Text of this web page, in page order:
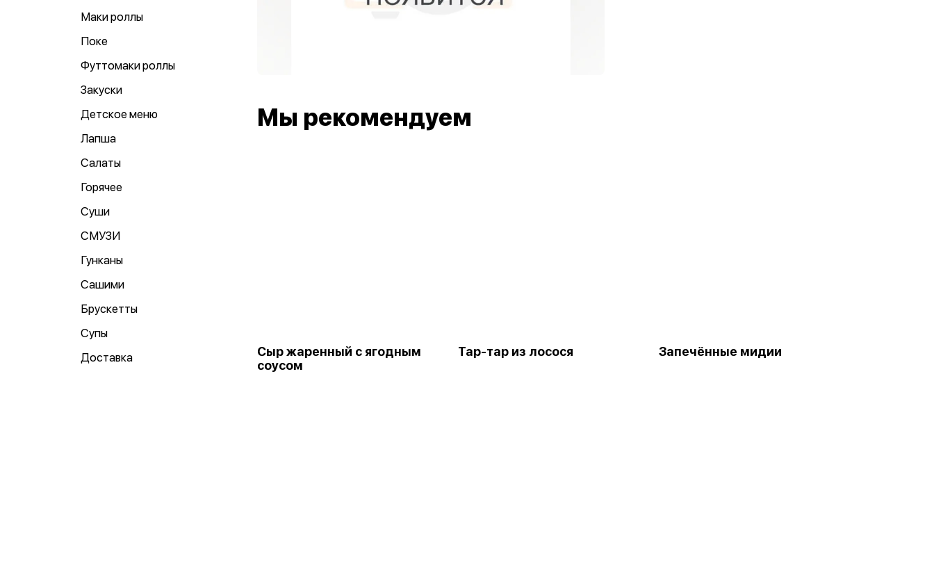
Маки роллы
Поке
Футтомаки роллы
Закуски
Детское меню
Лапша
Салаты
Горячее
Суши
СМУЗИ
Гунканы
Сашими
Брускетты
Супы
Доставка
Мы рекомендуем
Сыр жаренный с ягодным
соусом
Тар-тар из лосося Запечённые мидии